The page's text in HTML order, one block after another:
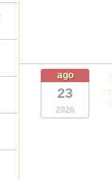
ago
23
2026